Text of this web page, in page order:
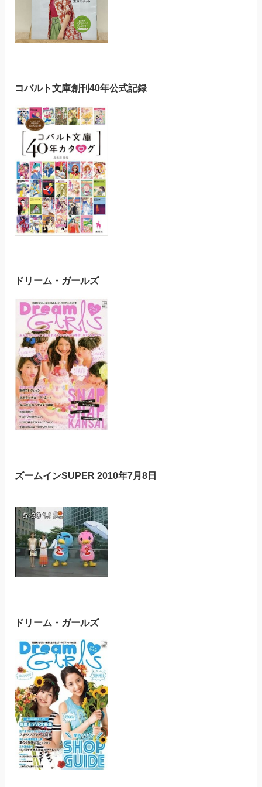
コバルト文庫創刊40年公式記録
ドリーム・ガールズ
ズームインSUPER 2010年7月8日
ドリーム・ガールズ